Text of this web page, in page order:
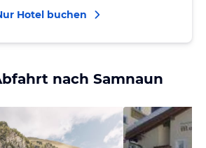
Hotel buchen
nach Samnaun